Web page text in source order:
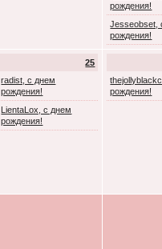
рождения!
Jesseobset,
рождения!
25
radist, с днем
рождения!
LientaLox, с днем
рождения!
рождения!